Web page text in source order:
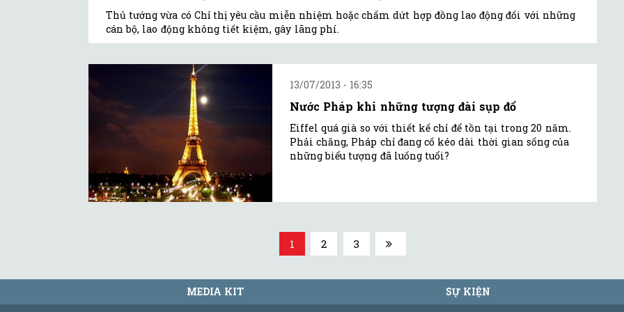
Thủ tướng vừa có Chỉ thị yêu cầu miễn nhiệm hoặc chấm dứt hợp đồng lao động đối với những
cán bộ, lao động không tiết kiệm, gây lãng phí.
13/07/2013 - 16:35
Nước Pháp khi những tượng đài sụp đổ
Eiffel quá già so với thiết kế chỉ để tồn tại trong 20 năm.
Phải chăng, Pháp chỉ đang cố kéo dài thời gian sống của
những biểu tượng đã luống tuổi?
1 2 3
MEDIA KIT SỰ KIỆN